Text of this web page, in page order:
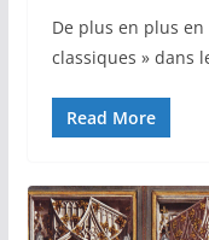
De plus en plus en
classiques » dans
Read More